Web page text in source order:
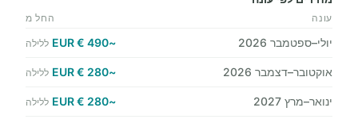
עונה החל מ
יולי–ספטמבר 2026 ~490 € EUR ללילה
אוקטובר–דצמבר 2026 ~280 € EUR ללילה
ינואר–מרץ 2027 ~280 € EUR ללילה